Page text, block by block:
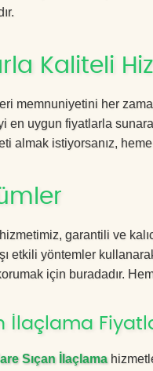
Kaliteli
memnuniyetini her
en uygun fiyatlarla
almak istiyorsanız,
garantili ve
etkili yöntemler
için buradadır.
İlaçlama
Sıçan İlaçlama